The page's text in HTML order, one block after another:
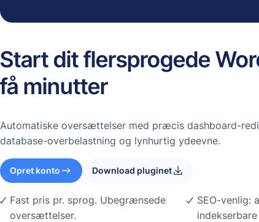
Start dit flersprogede
få minutter
Automatiske oversættelser med præcis dashboard-
database-overbelastning og lynhurtig ydeevne.
Opret konto Download pluginet
Fast pris pr. sprog. Ubegrænsede
oversættelser.
SEO-venlig:
indekserbare